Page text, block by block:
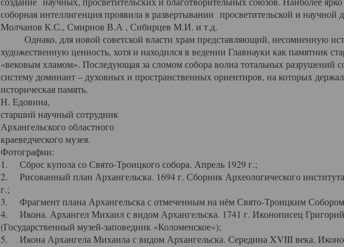
соборная интеллигенция проявила в развертывании просветительской и научной
Молчанов К.С., Смирнов В.А , Сибирцев М.И. и т.д.
Однако, для новой советской власти храм представляющий, несомненную
художественную ценность, хотя и находился в ведении Главнауки как памятник
«вековым хламом». Последующая за сломом собора волна тотальных разрушений
систему доминант – духовных и пространственных ориентиров, на которых
историческая память.
Н. Едовина,
старший научный сотрудник
Архангельского областного
краеведческого музея.
Фотографии:
1. Сброс купола со Свято-Троицкого собора. Апрель 1929 г.;
2. Рисованный план Архангельска. 1694 г. Сборник Археологического
г.;
3. Фрагмент плана Архангельска с отмеченным на нём Свято-Троицким
4. Икона. Архангел Михаил с видом Архангельска. 1741 г. Иконописец
(Государственный музей-заповедник «Коломенское»);
5. Икона Архангела Михаила с видом Архангельска. Середина XVIII века.